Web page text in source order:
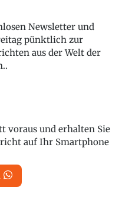
Newsletter und
pünktlich zur
aus der Welt der
voraus und erhalten Sie
auf Ihr Smartphone